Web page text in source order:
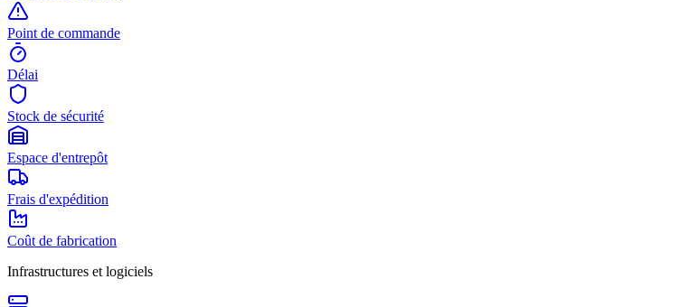
Point de commande
Délai
Stock de sécurité
Espace d'entrepôt
Frais d'expédition
Coût de fabrication
Infrastructures et logiciels